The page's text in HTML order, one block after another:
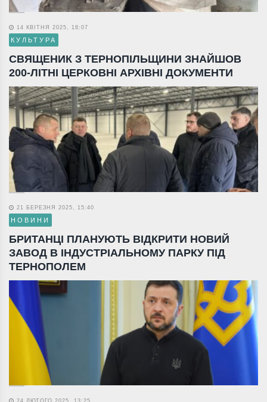
14 КВІТНЯ 2025, 18:07
КУЛЬТУРА
СВЯЩЕНИК З ТЕРНОПІЛЬЩИНИ ЗНАЙШОВ
200-ЛІТНІ ЦЕРКОВНІ АРХІВНІ ДОКУМЕНТИ
21 БЕРЕЗНЯ 2025, 15:40
НОВИНИ
БРИТАНЦІ ПЛАНУЮТЬ ВІДКРИТИ НОВИЙ
ЗАВОД В ІНДУСТРІАЛЬНОМУ ПАРКУ ПІД
ТЕРНОПОЛЕМ